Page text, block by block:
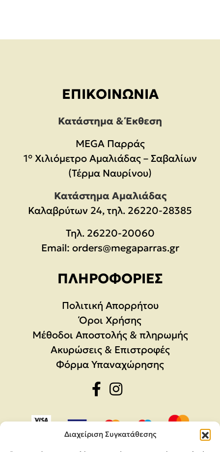
Διαχείριση Συγκατάθεσης
ΕΠΙΚΟΙΝΩΝΊΑ
Κατάστημα & Έκθεση
MEGA Παρράς
1° Χιλιόμετρο Αμαλιάδας – Σαβαλίων
(Τέρμα Ναυρίνου)
Κατάστημα Αμαλιάδας
Καλαβρύτων 24, τηλ. 26220-28385
Τηλ. 26220-20060
Email: orders@megaparras.gr
ΠΛΗΡΟΦΟΡΊΕΣ
Πολιτική Απορρήτου
Όροι Χρήσης
Μέθοδοι Αποστολής & πληρωμής
Ακυρώσεις & Επιστροφές
Φόρμα Υπαναχώρησης